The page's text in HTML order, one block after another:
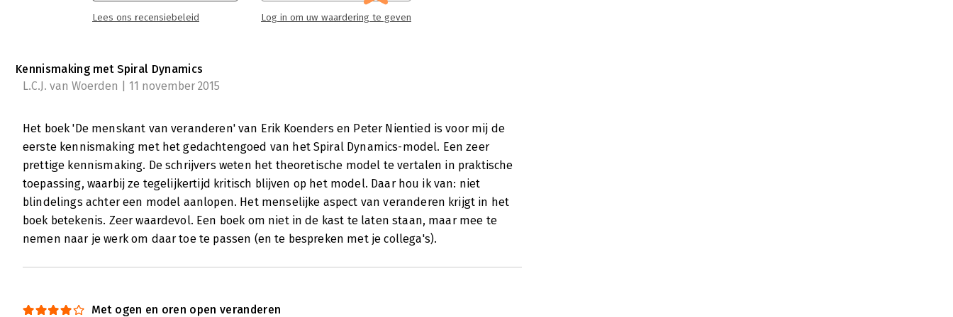
weerstand kunt omgaan. Gelukkig komen ook veranderaars die weerstand juist
van Erik Koenders en Peter Nientied. Hun belangrijkste boodschap: als je mensen
tot ander gedrag wilt bewegen, moet je inzicht hebben in hun waarden. En daarbij
Lees verder
Lees ons recensiebeleid Log in om uw waardering te geven
Kennismaking met Spiral Dynamics
L.C.J. van Woerden | 11 november 2015
Het boek 'De menskant van veranderen' van Erik Koenders en Peter Nientied is voor mij de
eerste kennismaking met het gedachtengoed van het Spiral Dynamics-model. Een zeer
prettige kennismaking. De schrijvers weten het theoretische model te vertalen in praktische
toepassing, waarbij ze tegelijkertijd kritisch blijven op het model. Daar hou ik van: niet
blindelings achter een model aanlopen. Het menselijke aspect van veranderen krijgt in het
boek betekenis. Zeer waardevol. Een boek om niet in de kast te laten staan, maar mee te
nemen naar je werk om daar toe te passen (en te bespreken met je collega's).
Met ogen en oren open veranderen